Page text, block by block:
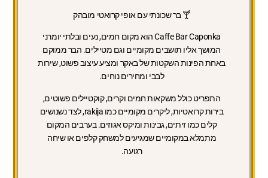
🍸 בר שכונתי עם אופי קרואטי מובהק
Caffe Bar Caponkaהוא מקום חמים, נעים ובלתי יומרני
המושך אליו תושבים מקומיים וגם מטיילים. הבר ממוקם
באחת הפינות השקטות של באקר ומציע עיצוב פשוט, שירות
לבבי ומחירים נוחים.
התפריטכולל משקאות חמים וקרים, קוקטיילים פשוטים,
בירות קרואטיות, ליקרים מקומיים כמו rakija, לצד נשנושים
קלים כמו זיתים, גבינות ומיקס אגוזים. בערבים המקום
מתמלא במקומיים שמגיעים למשחק קלפים או שיחה
רגועה.